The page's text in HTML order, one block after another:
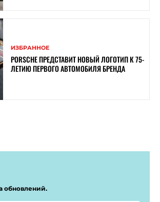
ИЗБРАННОЕ
PORSCHE ПРЕДСТАВИТ НОВЫЙ ЛОГОТИП К 75-
ЛЕТИЮ ПЕРВОГО АВТОМОБИЛЯ БРЕНДА
обновлений.